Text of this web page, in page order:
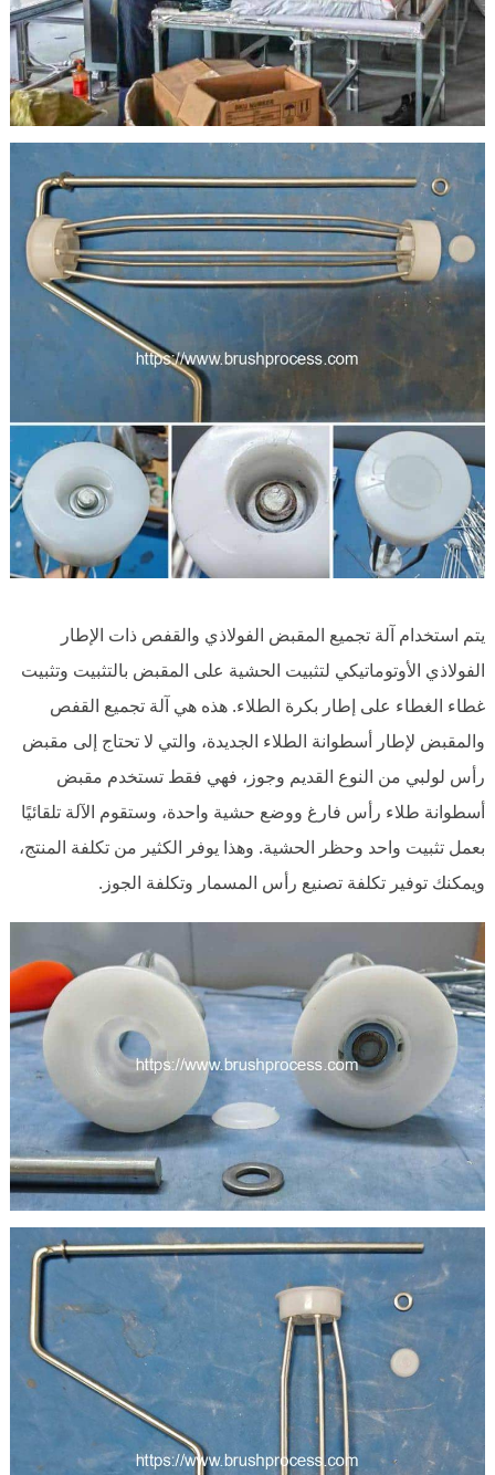
يتم استخدام آلة تجميع المقبض الفولاذي والقفص ذات الإطار
الفولاذي الأوتوماتيكي لتثبيت الحشية على المقبض بالتثبيت وتثبيت
غطاء الغطاء على إطار بكرة الطلاء. هذه هي آلة تجميع القفص
والمقبض لإطار أسطوانة الطلاء الجديدة، والتي لا تحتاج إلى مقبض
رأس لولبي من النوع القديم وجوز، فهي فقط تستخدم مقبض
أسطوانة طلاء رأس فارغ ووضع حشية واحدة، وستقوم الآلة تلقائيًا
بعمل تثبيت واحد وحظر الحشية. وهذا يوفر الكثير من تكلفة المنتج،
ويمكنك توفير تكلفة تصنيع رأس المسمار وتكلفة الجوز.